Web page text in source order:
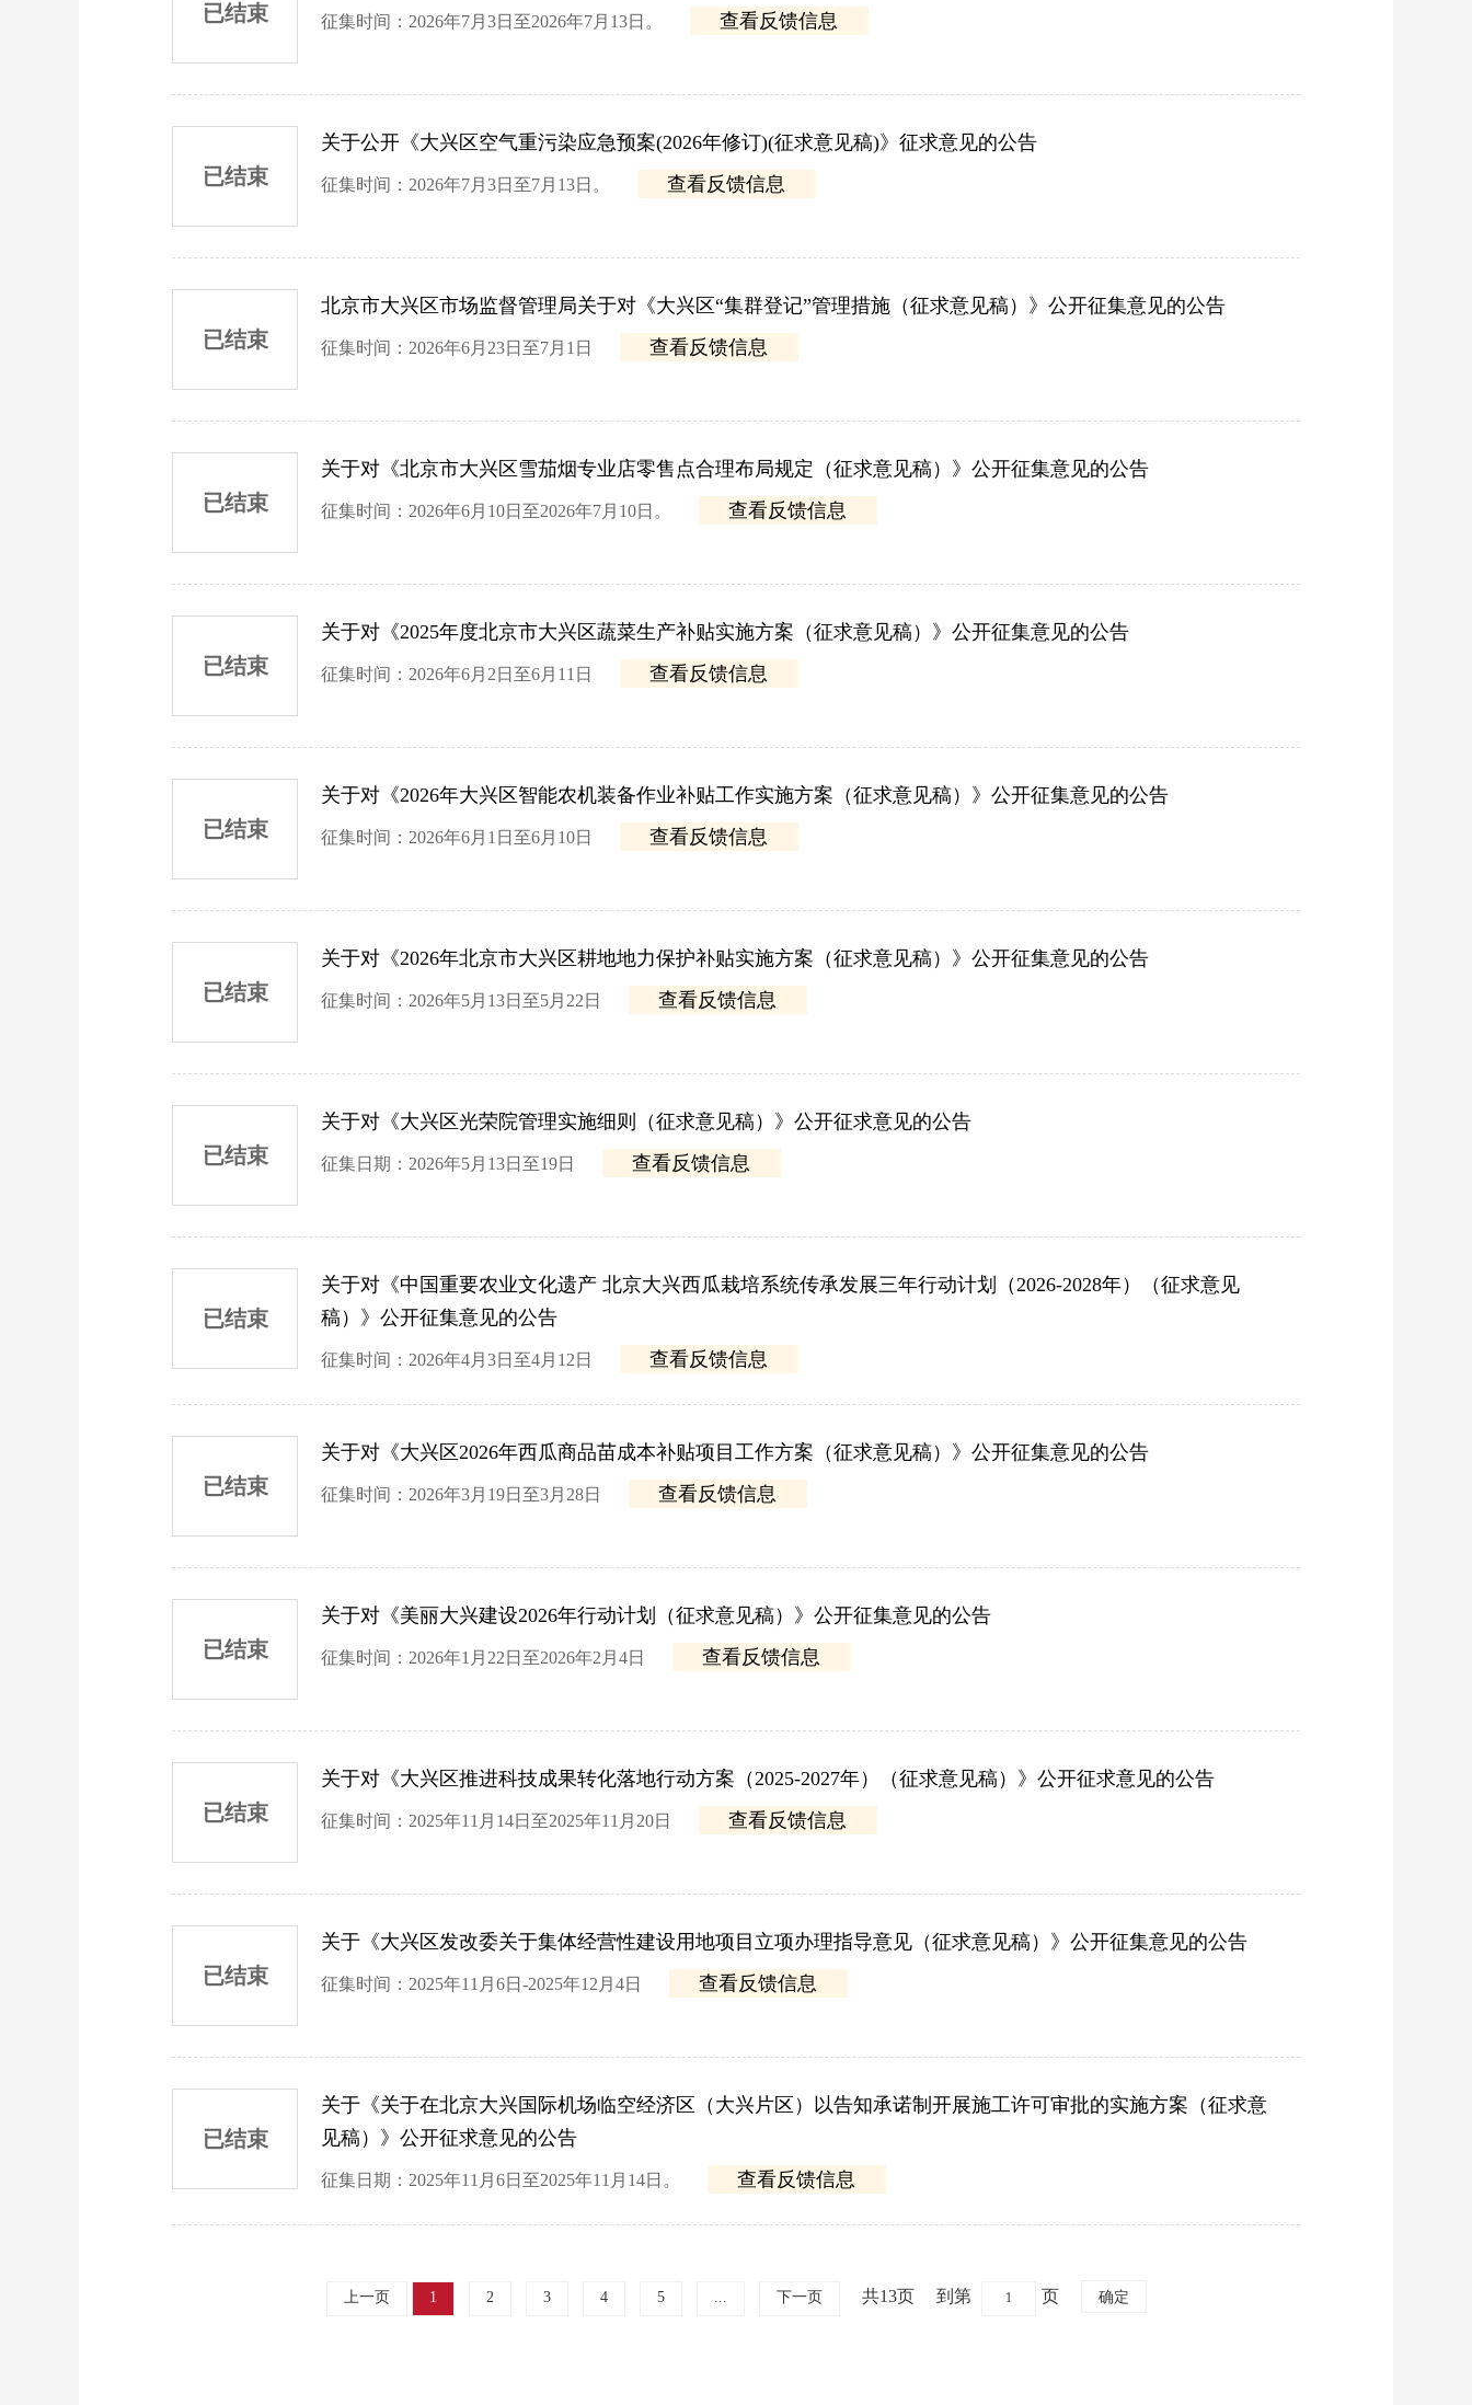
已结束 征集时间：2026年7月3日至2026年7月13日。 查看反馈信息
已结束
关于公开《大兴区空气重污染应急预案(2026年修订)(征求意见稿)》征求意见的公告
征集时间：2026年7月3日至7月13日。 查看反馈信息
已结束
北京市大兴区市场监督管理局关于对《大兴区“集群登记”管理措施（征求意见稿）》公开征集意见的公告
征集时间：2026年6月23日至7月1日 查看反馈信息
已结束
关于对《北京市大兴区雪茄烟专业店零售点合理布局规定（征求意见稿）》公开征集意见的公告
征集时间：2026年6月10日至2026年7月10日。 查看反馈信息
已结束
关于对《2025年度北京市大兴区蔬菜生产补贴实施方案（征求意见稿）》公开征集意见的公告
征集时间：2026年6月2日至6月11日 查看反馈信息
已结束
关于对《2026年大兴区智能农机装备作业补贴工作实施方案（征求意见稿）》公开征集意见的公告
征集时间：2026年6月1日至6月10日 查看反馈信息
已结束
关于对《2026年北京市大兴区耕地地力保护补贴实施方案（征求意见稿）》公开征集意见的公告
征集时间：2026年5月13日至5月22日 查看反馈信息
已结束
关于对《大兴区光荣院管理实施细则（征求意见稿）》公开征求意见的公告
征集日期：2026年5月13日至19日 查看反馈信息
已结束
关于对《中国重要农业文化遗产 北京大兴西瓜栽培系统传承发展三年行动计划（2026-2028年）（征求意见
稿）》公开征集意见的公告
征集时间：2026年4月3日至4月12日 查看反馈信息
已结束
关于对《大兴区2026年西瓜商品苗成本补贴项目工作方案（征求意见稿）》公开征集意见的公告
征集时间：2026年3月19日至3月28日 查看反馈信息
已结束
关于对《美丽大兴建设2026年行动计划（征求意见稿）》公开征集意见的公告
征集时间：2026年1月22日至2026年2月4日 查看反馈信息
已结束
关于对《大兴区推进科技成果转化落地行动方案（2025-2027年）（征求意见稿）》公开征求意见的公告
征集时间：2025年11月14日至2025年11月20日 查看反馈信息
已结束
关于《大兴区发改委关于集体经营性建设用地项目立项办理指导意见（征求意见稿）》公开征集意见的公告
征集时间：2025年11月6日-2025年12月4日 查看反馈信息
已结束
关于《关于在北京大兴国际机场临空经济区（大兴片区）以告知承诺制开展施工许可审批的实施方案（征求意
见稿）》公开征求意见的公告
征集日期：2025年11月6日至2025年11月14日。 查看反馈信息
上一页 1 2 3 4 5 ... 下一页 共13页 到第 页